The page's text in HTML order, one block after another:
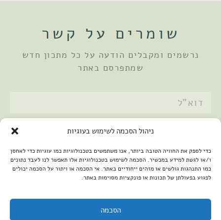
ניהול הסכמה לשימוש בעוגיות
כדי לספק את החוויה הטובה ביותר, אנו משתמשים בטכנולוגיות כמו עוגיות כדי לאחסן
ו/או לגשת למידע במכשיר. הסכמה לשימוש בטכנולוגיות אלו תאפשר לנו לעבד נתונים
כמו התנהגות גולשים או מזהים ייחודיים באתר. אי הסכמה או ויתור על הסכמה יכולים
לפגוע בפעולתן של תכונות או פונקציות מסוימות באתר.
הסכמה
שומרים על קשר
נרשמים ומקבלים הודעה על כל מתכון חדש
שמתפרסם באתר
אני מאשר/ת אתמדיניות הפרטיות
שלחתי